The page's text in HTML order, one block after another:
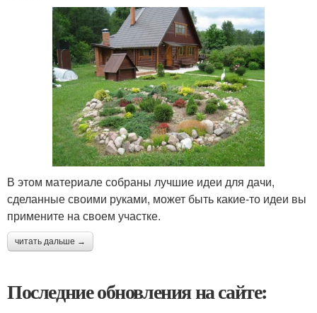
В этом материале собраны лучшие идеи для дачи,
сделанные своими руками, может быть какие-то идеи вы
примените на своем участке.
читать дальше →
Последние обновления на сайте: